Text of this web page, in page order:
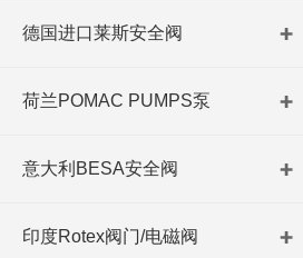
德国进口莱斯安全阀
荷兰POMAC PUMPS泵
意大利BESA安全阀
印度Rotex阀门/电磁阀